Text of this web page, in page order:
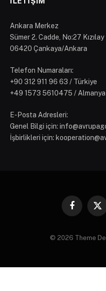
Ankara Merkez
Sümer 2. Cadde, No:27 Kızılay
06420 Çankaya/Ankara
Telefon Numaraları:
‪+90 312 911 96 63‬ / Türkiye
+49 1573 5610475 / Almanya
E-Posta Adresleri:
Genel Bilgi için:
İşbirlikleri için:
Facebook
X
© 2026 Theme